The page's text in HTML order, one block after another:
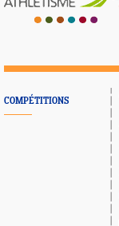
COMPÉTITIONS